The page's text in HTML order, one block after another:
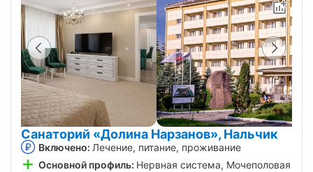
Санаторий «Долина Нарзанов», Нальчик
Включено: Лечение, питание, проживание
Основной профиль: Нервная система, Мочеполовая